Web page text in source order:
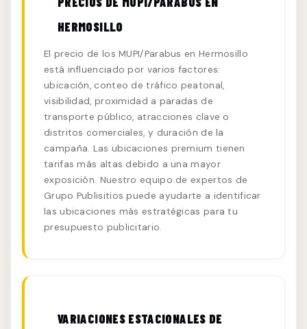
HERMOSILLO
El precio de los MUPI/Parabus en Hermosillo
está influenciado por varios factores:
ubicación, conteo de tráfico peatonal,
visibilidad, proximidad a paradas de
transporte público, atracciones clave o
distritos comerciales, y duración de la
campaña. Las ubicaciones premium tienen
tarifas más altas debido a una mayor
exposición. Nuestro equipo de expertos de
Grupo Publisitios puede ayudarte a identificar
las ubicaciones más estratégicas para tu
presupuesto publicitario.
VARIACIONES ESTACIONALES DE